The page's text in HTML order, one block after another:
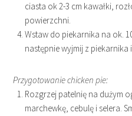
ciasta ok 2-3 cm kawałki,
powierzchni.
Wstaw do piekarnika na ok.
następnie wyjmij z piekarnika
Przygotowanie chicken pie:
Rozgrzej patelnię na dużym
marchewkę, cebulę i selera.